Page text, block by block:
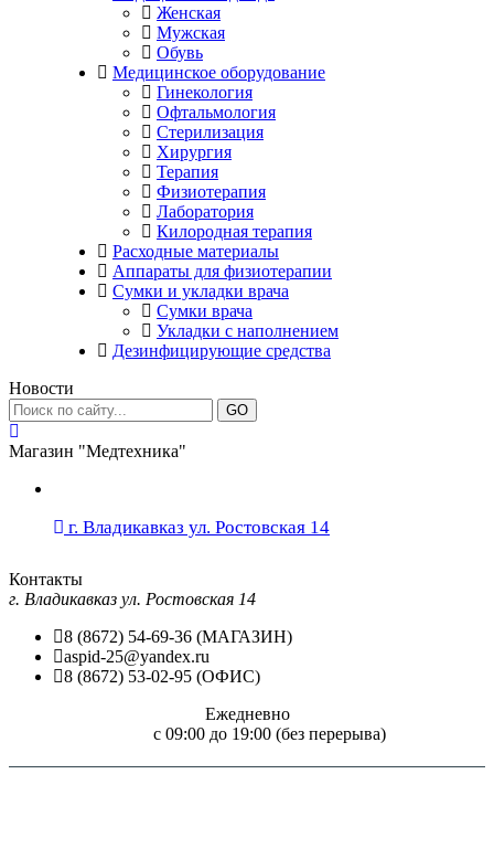
Женская
Мужская
Обувь
Медицинское оборудование
Гинекология
Офтальмология
Стерилизация
Хирургия
Терапия
Физиотерапия
Лаборатория
Килородная терапия
Расходные материалы
Аппараты для физиотерапии
Сумки и укладки врача
Сумки врача
Укладки с наполнением
Дезинфицирующие средства
Новости
GO
Магазин "Медтехника"
г. Владикавказ ул. Ростовская 14
Контакты
г. Владикавказ ул. Ростовская 14
8 (8672) 54-69-36 (МАГАЗИН)
aspid-25@yandex.ru
8 (8672) 53-02-95 (ОФИС)
Ежедневно
c 09:00 до 19:00 (без перерыва)